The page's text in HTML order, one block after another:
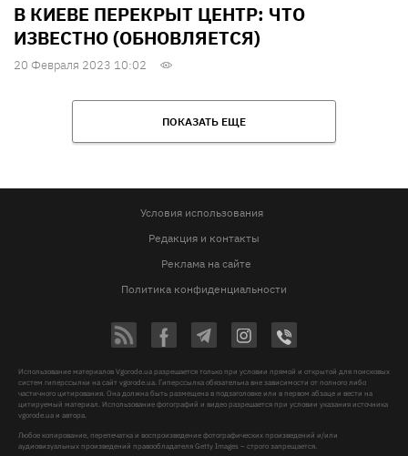
В КИЕВЕ ПЕРЕКРЫТ ЦЕНТР: ЧТО
ИЗВЕСТНО (ОБНОВЛЯЕТСЯ)
20 Февраля 2023 10:02
ПОКАЗАТЬ ЕЩЕ
Условия использования
Редакция и контакты
Реклама на сайте
Политика конфиденциальности
Использование материалов Vgorode.ua разрешается только при условии прямой и открытой для поисковых
систем гиперссылки на сайт vgorode.ua. Гиперссылка обязательна вне зависимости от полного либо
частичного цитирования. Она должна быть размещена в подзаголовке или в первом абзаце и вести на
цитируемый материал. Использование фотографий и видео разрешается при условии указания источника
vgorode.ua и автора.
Любое копирование, перепечатка и воспроизведение фотографических произведений и/или
аудиовизуальных произведений правообладателя Getty Images – строго запрещается.